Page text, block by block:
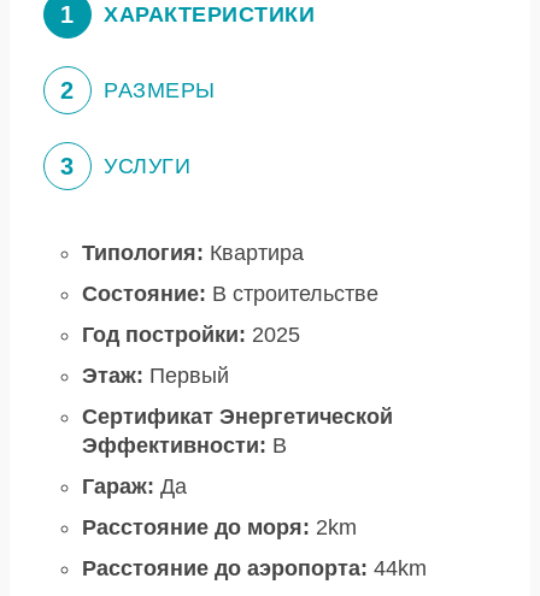
1 ХАРАКТЕРИСТИКИ
2 РАЗМЕРЫ
3 УСЛУГИ
Типология: Квартира
Состояние: В строительстве
Год постройки: 2025
Этаж: Первый
Сертификат Энергетической
Эффективности: B
Гараж: Да
Расстояние до моря: 2km
Расстояние до аэропорта: 44km